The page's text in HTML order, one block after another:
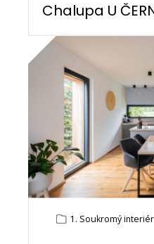
Chalupa U
1. Soukromý